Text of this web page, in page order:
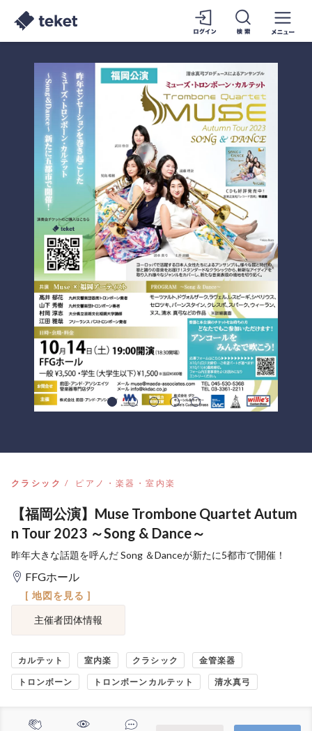
クラシック ピアノ・楽器・室内楽
【福岡公演】Muse Trombone Quartet Autum
n Tour 2023 ～Song & Dance～
昨年大きな話題を呼んだ Song ＆Danceが新たに5都市で開催！
FFGホール
[ 地図を見る ]
主催者団体情報
カルテット 室内楽 クラシック 金管楽器
トロンボーン トロンボーンカルテット 清水真弓